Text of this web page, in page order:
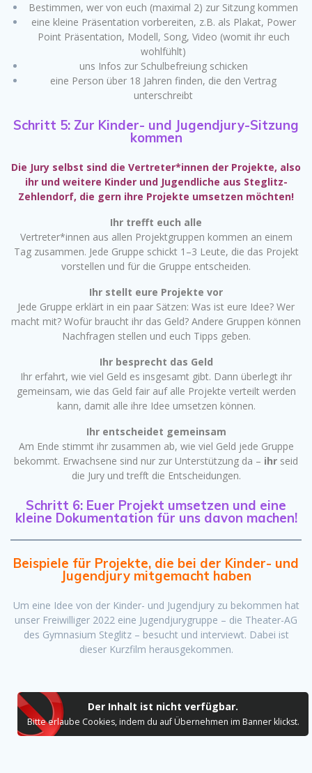
Bestimmen, wer von euch (maximal 2) zur Sitzung kommen
eine kleine Präsentation vorbereiten, z.B. als Plakat, Power
Point Präsentation, Modell, Song, Video (womit ihr euch
wohlfühlt)
uns Infos zur Schulbefreiung schicken
eine Person über 18 Jahren finden, die den Vertrag
unterschreibt
Schritt 5: Zur Kinder- und Jugendjury-Sitzung
kommen
Die Jury selbst sind die Vertreter*innen der Projekte, also
ihr und weitere Kinder und Jugendliche aus Steglitz-
Zehlendorf, die gern ihre Projekte umsetzen möchten!
Ihr trefft euch alle
Vertreter*innen aus allen Projektgruppen kommen an einem
Tag zusammen. Jede Gruppe schickt 1–3 Leute, die das Projekt
vorstellen und für die Gruppe entscheiden.
Ihr stellt eure Projekte vor
Jede Gruppe erklärt in ein paar Sätzen: Was ist eure Idee? Wer
macht mit? Wofür braucht ihr das Geld? Andere Gruppen können
Nachfragen stellen und euch Tipps geben.
Ihr besprecht das Geld
Ihr erfahrt, wie viel Geld es insgesamt gibt. Dann überlegt ihr
gemeinsam, wie das Geld fair auf alle Projekte verteilt werden
kann, damit alle ihre Idee umsetzen können.
Ihr entscheidet gemeinsam
Am Ende stimmt ihr zusammen ab, wie viel Geld jede Gruppe
bekommt. Erwachsene sind nur zur Unterstützung da – ihr seid
die Jury und trefft die Entscheidungen.
Schritt 6: Euer Projekt umsetzen und eine
kleine Dokumentation für uns davon machen!
Beispiele für Projekte, die bei der Kinder- und
Jugendjury mitgemacht haben
Um eine Idee von der Kinder- und Jugendjury zu bekommen hat
unser Freiwilliger 2022 eine Jugendjurygruppe – die Theater-AG
des Gymnasium Steglitz – besucht und interviewt. Dabei ist
dieser Kurzfilm herausgekommen.
Der Inhalt ist nicht verfügbar.
Bitte erlaube Cookies, indem du auf Übernehmen im Banner klickst.